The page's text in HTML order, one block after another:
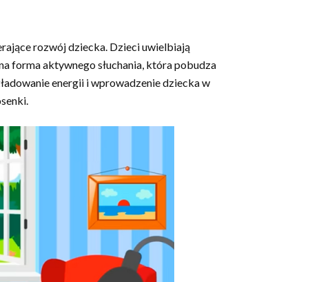
rozwój dziecka. Dzieci uwielbiają
forma aktywnego słuchania, która pobudza
energii i wprowadzenie dziecka w